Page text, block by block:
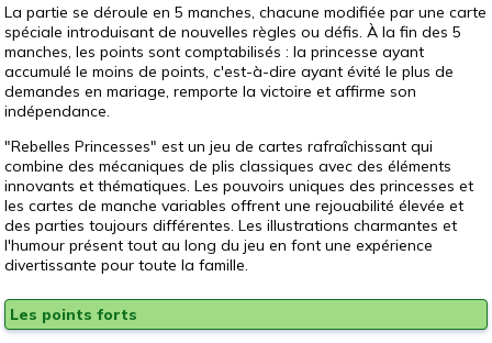
La partie se déroule en 5 manches, chacune modifiée par une carte
spéciale introduisant de nouvelles règles ou défis. À la fin des 5
manches, les points sont comptabilisés : la princesse ayant
accumulé le moins de points, c'est-à-dire ayant évité le plus de
demandes en mariage, remporte la victoire et affirme son
indépendance.
"Rebelles Princesses" est un jeu de cartes rafraîchissant qui
combine des mécaniques de plis classiques avec des éléments
innovants et thématiques. Les pouvoirs uniques des princesses et
les cartes de manche variables offrent une rejouabilité élevée et
des parties toujours différentes. Les illustrations charmantes et
l'humour présent tout au long du jeu en font une expérience
divertissante pour toute la famille.
Les points forts